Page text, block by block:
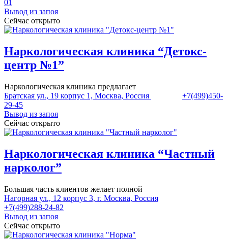
01
Вывод из запоя
Сейчас открыто
Наркологическая клиника “Детокс-
центр №1”
Наркологическая клиника предлагает
Братская ул., 19 корпус 1, Москва, Россия
+7(499)450-
29-45
Вывод из запоя
Сейчас открыто
Наркологическая клиника “Частный
нарколог”
Большая часть клиентов желает полной
Нагорная ул., 12 корпус 3, г. Москва, Россия
+7(499)288-24-82
Вывод из запоя
Сейчас открыто